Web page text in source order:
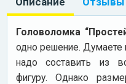
Головоломка
одно решение. Думаете
надо составить из
фигуру. Однако